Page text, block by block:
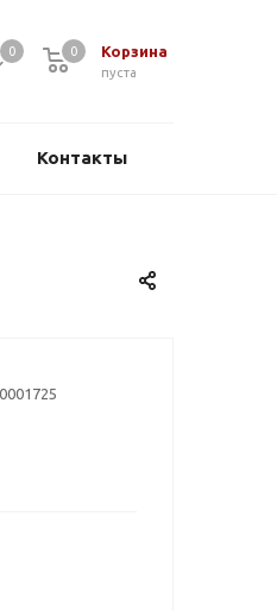
0 Корзина
0
пуста
0
Контакты